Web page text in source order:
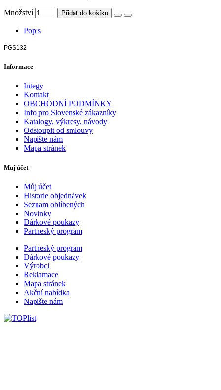
Množství Přidat do košíku
Popis
PGS132
Informace
Integy
Kontakt
OBCHODNÍ PODMÍNKY
Info pro Slovenské zákazníky
Katalogy, výkresy, návody
Odstoupit od smlouvy
Napište nám
Mapa stránek
Můj účet
Můj účet
Historie objednávek
Seznam oblíbených
Novinky
Dárkové poukazy
Partneský program
Partneský program
Dárkové poukazy
Výrobci
Reklamace
Mapa stránek
Akční nabídka
Napište nám